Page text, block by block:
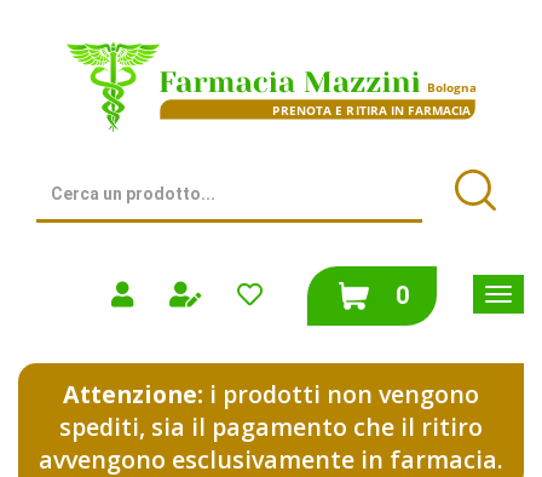
contenuto
Farmacia
Prodotto
0prodotti
inseriti
Attenzione: i prodotti non vengono
spediti, sia il pagamento che il ritiro
avvengono esclusivamente in farmacia.